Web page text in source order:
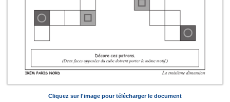
Cliquez sur l'image pour télécharger le document